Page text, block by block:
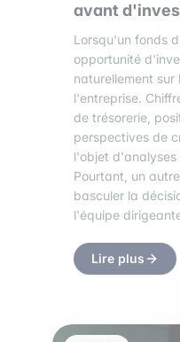
avant
Lorsqu'un fonds
opportunité
naturellement
l'entreprise.
de trésorerie,
perspectives de
l'objet d'analyses
Pourtant, un
basculer la
l'équipe
Lire plus